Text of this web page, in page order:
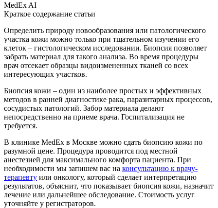
MedEx AI
Краткое содержание статьи
Определить природу новообразования или патологического
участка кожи можно только при тщательном изучении его
клеток – гистологическом исследовании. Биопсия позволяет
забрать материал для такого анализа. Во время процедуры
врач отсекает образцы видоизмененных тканей со всех
интересующих участков.
Биопсия кожи – один из наиболее простых и эффективных
методов в ранней диагностике рака, паразитарных процессов,
сосудистых патологий. Забор материала делают
непосредственно на приеме врача. Госпитализация не
требуется.
В клинике MedEx в Москве можно сдать биопсию кожи по
разумной цене. Процедура проводится под местной
анестезией для максимального комфорта пациента. При
необходимости мы запишем вас на консультацию к врачу-
терапевту или онкологу, который сделает интерпретацию
результатов, объяснит, что показывает биопсия кожи, назначит
лечение или дальнейшее обследование. Стоимость услуг
уточняйте у регистраторов.